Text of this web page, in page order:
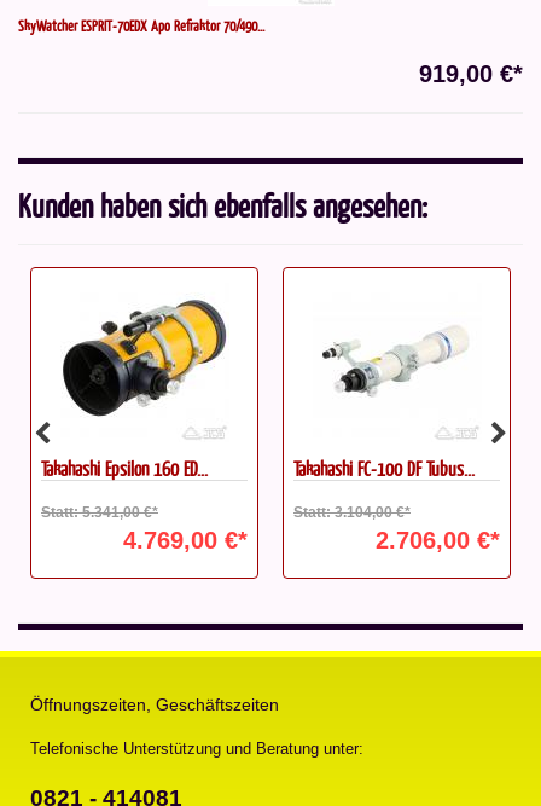
SkyWatcher ESPRIT-70EDX Apo Refraktor 70/490...
919,00 €*
Kunden haben sich ebenfalls angesehen:
Takahashi Epsilon 160 ED...
Statt: 5.341,00 €*
4.769,00 €*
Takahashi FC-100 DF Tubus...
Statt: 3.104,00 €*
2.706,00 €*
Öffnungszeiten, Geschäftszeiten
Telefonische Unterstützung und Beratung unter:
0821 - 414081